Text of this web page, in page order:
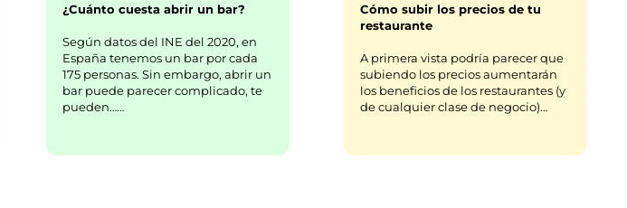
¿Cuánto cuesta abrir un bar?
Según datos del INE del 2020, en
España tenemos un bar por cada
175 personas. Sin embargo, abrir un
bar puede parecer complicado, te
pueden……
Cómo subir los precios de tu
restaurante
A primera vista podría parecer que
subiendo los precios aumentarán
los beneficios de los restaurantes (y
de cualquier clase de negocio)…